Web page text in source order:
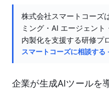
株式会社スマートコーズ
ミング・AI エージェン
内製化を支援する研修プ
スマートコーズに相談する
企業が生成AIツールを